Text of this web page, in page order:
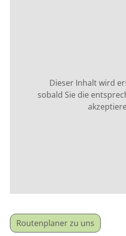
Dieser Inhalt wird
sobald Sie die
Routenplaner zu uns